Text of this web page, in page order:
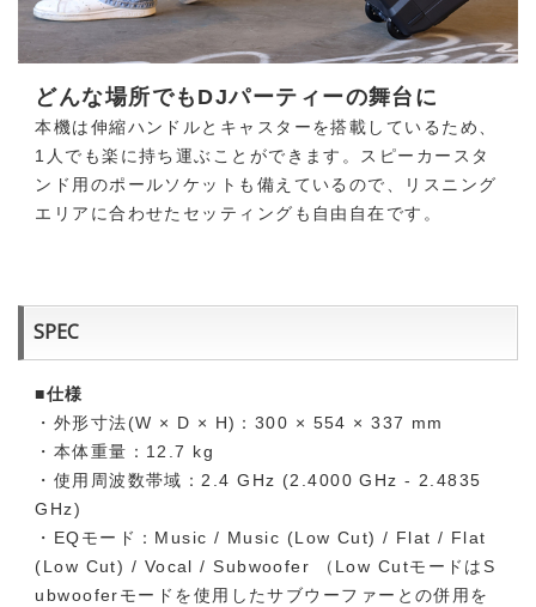
どんな場所でもDJパーティーの舞台に
本機は伸縮ハンドルとキャスターを搭載しているため、
1人でも楽に持ち運ぶことができます。スピーカースタ
ンド用のポールソケットも備えているので、リスニング
エリアに合わせたセッティングも自由自在です。
SPEC
■仕様
・外形寸法(W × D × H)：300 × 554 × 337 mm
・本体重量：12.7 kg
・使用周波数帯域：2.4 GHz (2.4000 GHz - 2.4835
GHz)
・EQモード：Music / Music (Low Cut) / Flat / Flat
(Low Cut) / Vocal / Subwoofer （Low CutモードはS
ubwooferモードを使用したサブウーファーとの併用を